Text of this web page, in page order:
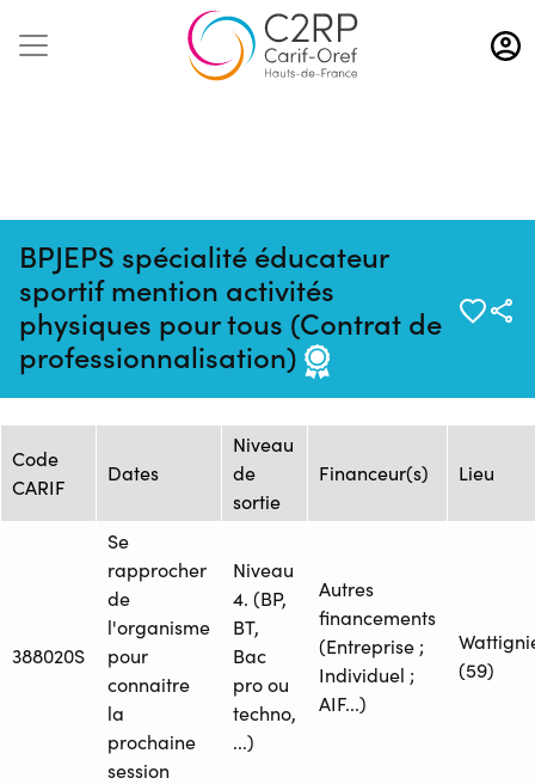
Aller
au
contenu
BPJEPS spécialité éducateur
sportif mention activités
physiques pour tous (Contrat de
professionnalisation)
Mise à jour :
07/07/2025
Formation :
2449648F
Source : CREPS Wattignies
Hauts-de-France
Session de formation
Code
CARIF
Dates
Niveau
de
sortie
Financeur(s) Lieu
388020S
Se
rapprocher
de
l'organisme
pour
connaitre
la
prochaine
session
Niveau
4. (BP,
BT,
Bac
pro ou
techno,
...)
Autres
financements
(Entreprise ;
Individuel ;
AIF...)
(59)